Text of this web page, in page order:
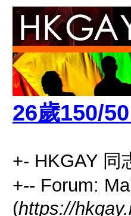
26歲150/
+- HKGAY 同
+-- Forum:
(https://